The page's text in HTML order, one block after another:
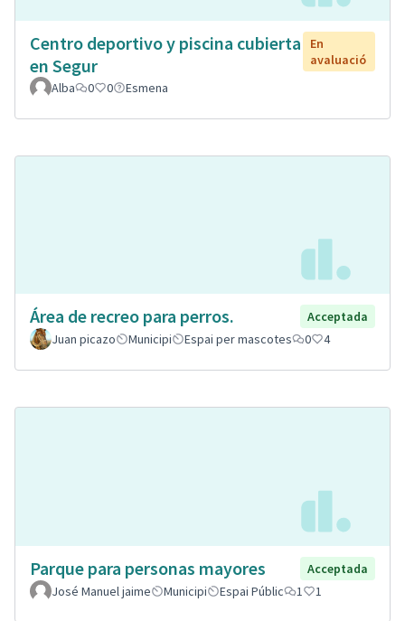
Centro deportivo y piscina cubierta
en Segur
En
avaluació
Alba
0 0 Esmena
Área de recreo para perros.
Acceptada
Juan picazo
Municipi Espai per mascotes 0 4
Parque para personas mayores
Acceptada
José Manuel jaime
Municipi Espai Públic 1 1